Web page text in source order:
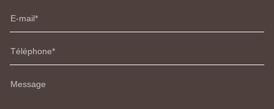
E-mail
Téléphone
Message